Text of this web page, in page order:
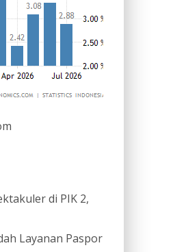
di PIK 2,
Layanan Paspor